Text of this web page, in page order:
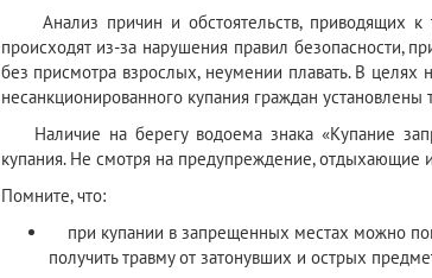
Анализ причин и обстоятельств, приводящих к
происходят из-за нарушения правил безопасности,
без присмотра взрослых, неумении плавать. В
несанкционированного купания граждан
Наличие на берегу водоема знака «Купание
купания. Не смотря на предупреждение, отдыхающие
Помните, что:
при купании в запрещенных местах можно
получить травму от затонувших и острых